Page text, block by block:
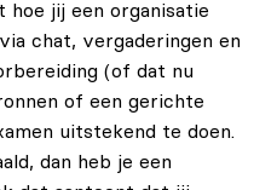
hoe jij een organisatie
chat, vergaderingen en
(of dat nu
of een gerichte
uitstekend te doen.
dan heb je een